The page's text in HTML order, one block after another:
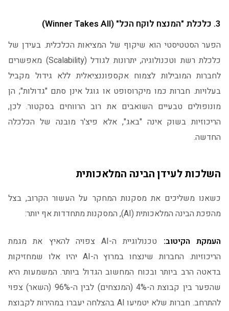
3. כלכלת "המנצח לוקח הכל" (Winner Takes All)
הפער הסטטיסטי הוא שיקוף של המציאות הכלכלית. בעידן של
כלכלת רשת וטכנולוגיה, יתרונות לגודל (Scalability) מאפשרים
לחברות המובילות לצמוח אקספוננציאלית ללא גידול מקביל
בעלויות. חברות כמו מיקרוסופט או גוגל אינן סתם "גדולות"; הן
מונופולים טבעיים השואבים את רוב הרווחים בסקטור. לכן,
הריכוזיות בשוק אינה "באג", אלא פיצ'ר מובנה של הכלכלה
החדשה.
השלכות לעידן הבינה המלאכותית
כשאנו משליכים את מסקנות המחקר על העשור הקרוב, בצל
מהפכת הבינה המלאכותית (AI), המסקנות מתחדדות אף יותר:
העמקת הקיטוב:
טכנולוגיית ה-AI צפויה להאיץ את מגמת
הריכוזיות. החברות שינצחו במרוץ ה-AI יהיו אלו שמחזיקות
בדאטה הרב ביותר ובכוח המחשוב הגדול ביותר. המשמעות היא
שהפער בין קבוצת ה-4% (המנצחים) לבין ה-96% (השאר) צפוי
להתרחב. חברות שלא יטמיעו AI בהצלחה יעברו במהירות לקבוצת